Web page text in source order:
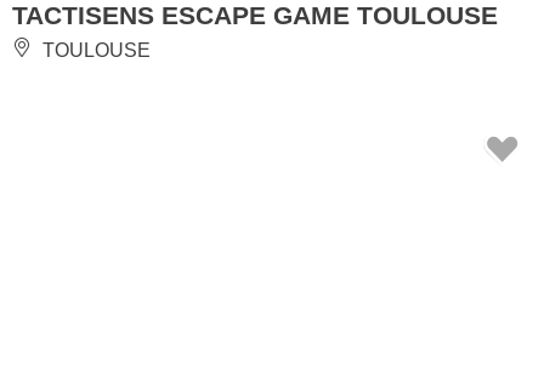
TACTISENS ESCAPE GAME TOULOUSE
TOULOUSE